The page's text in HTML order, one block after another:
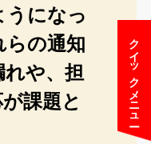
クイックメニュー
になっ
の通知
や、担
課題と